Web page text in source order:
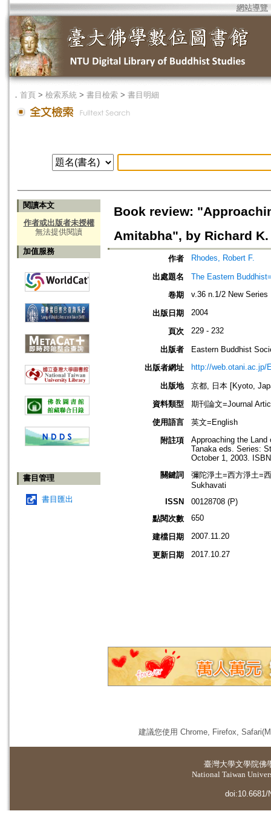
網站導覽
． 首頁 > 檢索系統 > 書目檢索 > 書目明細
閱讀本文
作者或出版者未授權
無法提供閱讀
加值服務
書目管理
書目匯出
Book review:
Amitabha", by Richard
作者 Rhodes, Robert F.
出處題名
The Eastern
卷期
v.36 n.1/2 New Series
出版日期 2004
頁次 229 - 232
出版者
Eastern Buddhist
出版者網址
http://web.otani.ac.jp/
出版地
京都, 日本 [Kyoto,
資料類型
期刊論文=Journal
使用語言
英文=English
附註項
Approaching the
Tanaka eds. Series:
October 1, 2003.
關鍵詞
彌陀淨土=西方淨土=
Sukhavati
ISSN
00128708 (P)
點閱次數
650
建檔日期 2007.11.20
更新日期 2017.10.27
建議您使用 Chrome, Firefox,
臺灣大學文學院佛
National Taiwan
doi:10.6681/